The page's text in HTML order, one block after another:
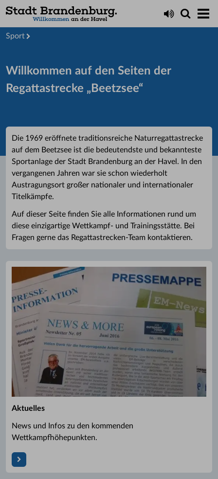
Sport
Willkommen auf den Seiten der
Regattastrecke „Beetzsee“
Die 1969 eröffnete traditionsreiche Naturregattastrecke
auf dem Beetzsee ist die bedeutendste und bekannteste
Sportanlage der Stadt Brandenburg an der Havel. In den
vergangenen Jahren war sie schon wiederholt
Austragungsort großer nationaler und internationaler
Titelkämpfe.
Auf dieser Seite finden Sie alle Informationen rund um
diese einzigartige Wettkampf- und Trainingsstätte. Bei
Fragen gerne das Regattastrecken-Team kontaktieren.
Aktuelles
News und Infos zu den kommenden
Wettkampfhöhepunkten.